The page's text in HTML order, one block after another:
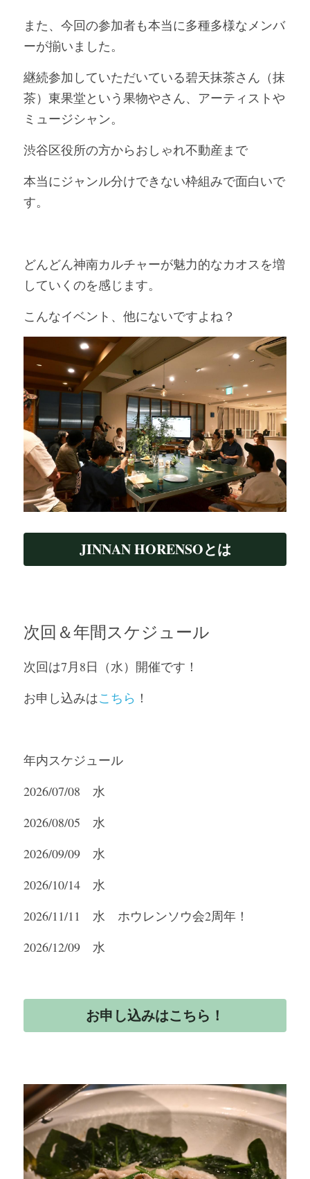
また、今回の参加者も本当に多種多様なメンバ
ーが揃いました。
継続参加していただいている碧天抹茶さん（抹
茶）東果堂という果物やさん、アーティストや
ミュージシャン。
渋谷区役所の方からおしゃれ不動産まで
本当にジャンル分けできない枠組みで面白いで
す。
どんどん神南カルチャーが魅力的なカオスを増
していくのを感じます。
こんなイベント、他にないですよね？
JINNAN HORENSOとは
次回＆年間スケジュール
次回は7月8日（水）開催です！
お申し込みはこちら ！
年内スケジュール
2026/07/08　水
2026/08/05　水
2026/09/09　水
2026/10/14　水
2026/11/11　水　ホウレンソウ会2周年！
2026/12/09　水
お申し込みはこちら！